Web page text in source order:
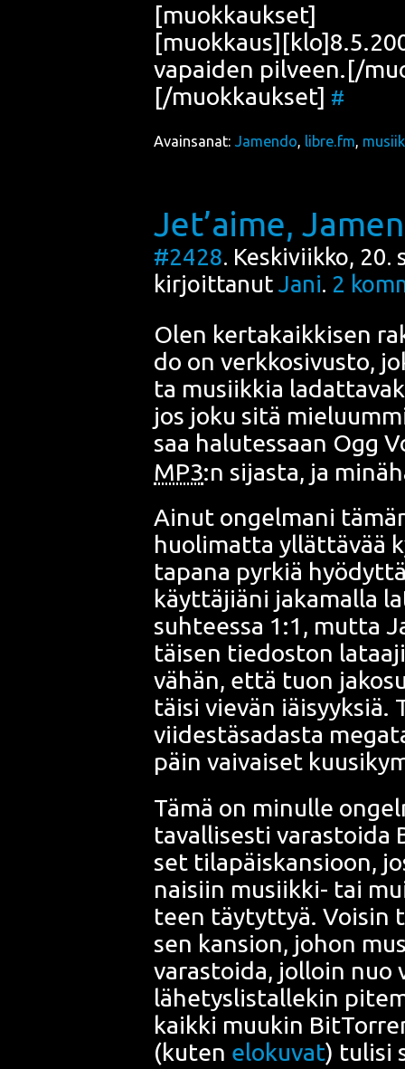
[muok­kauk­set]
vapai­den pilveen.[/
[/muokkaukset] #
Avainsanat: Jamendo, libre.fm,
Jet’aime,
#2428. Keskiviikko, 20.
kirjoittanut Jani. 2
Olen ker­ta­kaik­ki­sen
do on verk­ko­si­vus­to,
ta musiik­kia
jos joku sitä
saa halu­tes­saan Ogg
MP3:n sijas­ta, ja
Ainut ongel­ma­ni
huo­li­mat­ta yllät­tä­vää
tapa­na pyr­kiä
käyt­tä­jiä­ni jaka­mal­la
suh­tees­sa 1:1, mut­ta
täi­sen tie­dos­ton
vähän, että tuon
täi­si vie­vän iäi­syyk­siä.
vii­des­tä­sa­das­ta
päin vai­vai­set
Tämä on minul­le
taval­li­ses­ti varas­toi­da
set tila­päis­kan­sioon,
nai­siin musiik­ki- tai
teen täy­tyt­tyä. Voi­sin
sen kan­sion, johon
varas­toi­da, jol­loin nuo
lähe­tys­lis­tal­le­kin
kaik­ki muu­kin
(kuten elo­ku­vat) tuli­si